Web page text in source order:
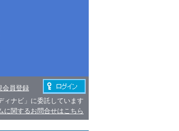
会員登録
ィナビ」に委託しています
に関するお問合せはこちら